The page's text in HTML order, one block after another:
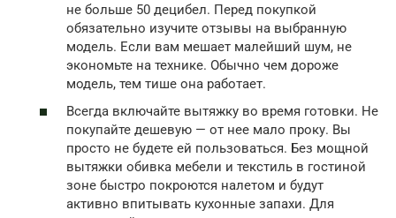
не больше 50 децибел. Перед покупкой
обязательно изучите отзывы на выбранную
модель. Если вам мешает малейший шум, не
экономьте на технике. Обычно чем дороже
модель, тем тише она работает.
Всегда включайте вытяжку во время готовки. Не
покупайте дешевую — от нее мало проку. Вы
просто не будете ей пользоваться. Без мощной
вытяжки обивка мебели и текстиль в гостиной
зоне быстро покроются налетом и будут
активно впитывать кухонные запахи. Для